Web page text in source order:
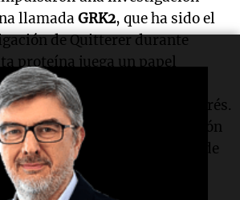
llamadaGRK2, que ha sido el
de Quitterer durante
proteína juega un papel
ayudando a las
a señales y adaptarse al estrés.
órganos, incluido el corazón
apoya la función saludable de